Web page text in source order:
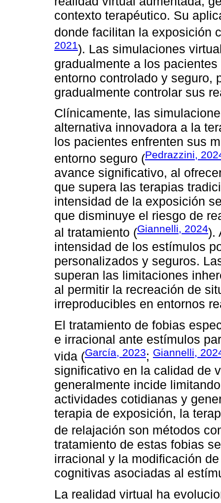
contexto terapéutico. Su
donde facilitan la exposición
2021). Las simulaciones
gradualmente a los
entorno controlado y seguro,
gradualmente controlar sus
Clínicamente, las
alternativa innovadora a la
los pacientes enfrenten sus
entorno seguro (Pedrazzini,
avance significativo, al
que supera las terapias
intensidad de la exposición
que disminuye el riesgo de
al tratamiento (Giannelli, 2024).
intensidad de los estímulos
personalizados y seguros.
superan las limitaciones
al permitir la recreación de
irreproducibles en entornos
El tratamiento de fobias
e irracional ante estímulos
vida (García, 2023; Giannelli,
significativo en la calidad de
generalmente incide
actividades cotidianas y
terapia de exposición, la
de relajación son métodos
tratamiento de estas fobias
irracional y la modificación
cognitivas asociadas al
La realidad virtual ha